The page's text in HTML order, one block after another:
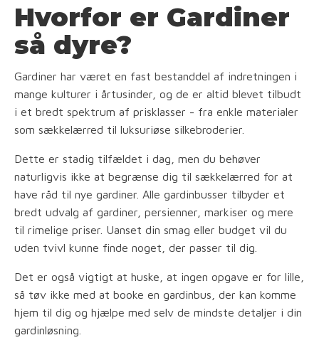
Hvorfor er Gardiner
så dyre?
Gardiner har været en fast bestanddel af indretningen i
mange kulturer i årtusinder, og de er altid blevet tilbudt
i et bredt spektrum af prisklasser - fra enkle materialer
som sækkelærred til luksuriøse silkebroderier.
Dette er stadig tilfældet i dag, men du behøver
naturligvis ikke at begrænse dig til sækkelærred for at
have råd til nye gardiner. Alle gardinbusser tilbyder et
bredt udvalg af gardiner, persienner, markiser og mere
til rimelige priser. Uanset din smag eller budget vil du
uden tvivl kunne finde noget, der passer til dig.
Det er også vigtigt at huske, at ingen opgave er for lille,
så tøv ikke med at booke en gardinbus, der kan komme
hjem til dig og hjælpe med selv de mindste detaljer i din
gardinløsning.